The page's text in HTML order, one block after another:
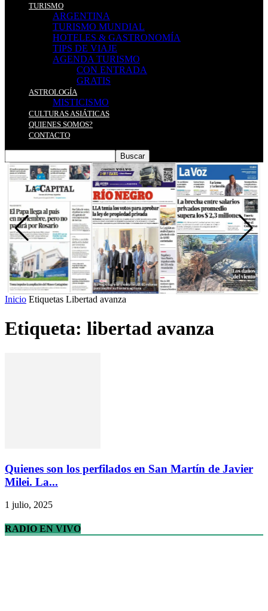
TURISMO
ARGENTINA
TURISMO MUNDIAL
HOTELES & GASTRONOMÍA
TIPS DE VIAJE
AGENDA TURISMO
CON ENTRADA
GRATIS
ASTROLOGÍA
MISTICISMO
CULTURAS ASIÁTICAS
QUIENES SOMOS?
CONTACTO
Inicio Etiquetas Libertad avanza
Etiqueta: libertad avanza
Quienes son los perfilados en San Martín de Javier
Milei. La...
1 julio, 2025
RADIO EN VIVO